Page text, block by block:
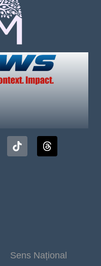
Sens Național